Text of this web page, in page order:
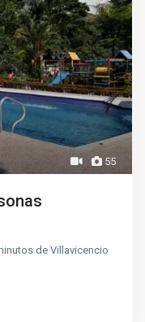
55
de Villavicencio